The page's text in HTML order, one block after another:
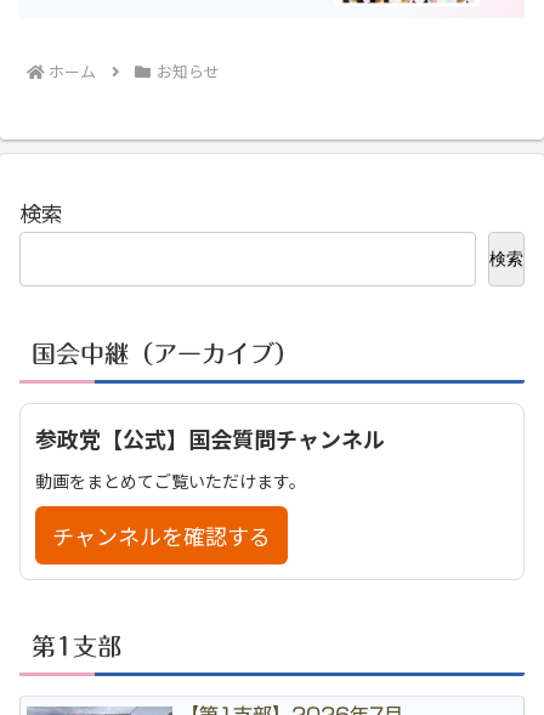
ホーム お知らせ
検索
検索
国会中継（アーカイブ）
参政党【公式】国会質問チャンネル
動画をまとめてご覧いただけます。
チャンネルを確認する
第1支部